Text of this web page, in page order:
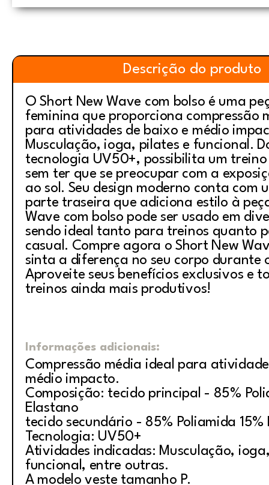
Descrição do produto
O Short New Wave com bolso é uma
feminina que proporciona compressão
para atividades de baixo e médio
Musculação, ioga, pilates e funcional.
tecnologia UV50+, possibilita um
sem ter que se preocupar com a
ao sol. Seu design moderno conta com
parte traseira que adiciona estilo à
Wave com bolso pode ser usado em
sendo ideal tanto para treinos quanto
casual. Compre agora o Short New
sinta a diferença no seu corpo durante
Aproveite seus benefícios exclusivos e
treinos ainda mais produtivos!
Informações adicionais:
Compressão média ideal para
médio impacto.
Composição: tecido principal - 85%
Elastano
tecido secundário - 85% Poliamida 15%
Tecnologia: UV50+
Atividades indicadas: Musculação,
funcional, entre outras.
A modelo veste tamanho P.